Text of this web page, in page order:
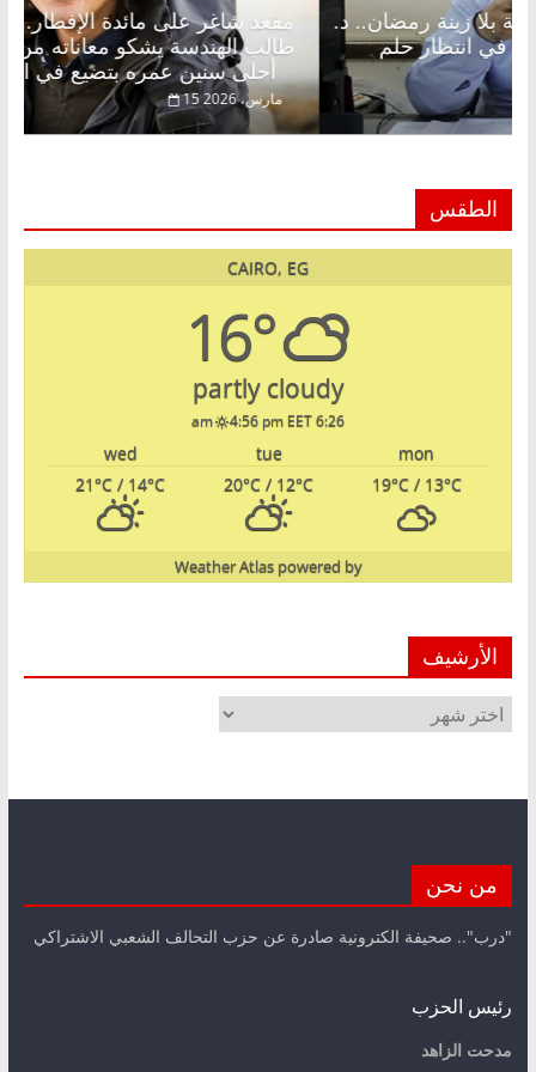
أحلى سنين عمره بتضيع في السجن
15 مارس،
مقعد شاغر على الإفطار وبلكونة بلا زينة رمضان.. د.
عبدالخالق فاروق خبير اقتصادي في انتظار حلم
22 فبراير، 2026
الطقس
CAIRO, EG
16°
partly cloudy
6:26 am
4:56 pm EET
mon
tue
wed
19°C/ 13°C
20°C / 12°C
21°C / 14°C
powered by
Weather Atlas
الأرشيف
الأرشيف
من نحن
"درب".. صحيفة الكترونية صادرة عن حزب التحالف الشعبي الاشتراكي
رئيس الحزب
مدحت الزاهد